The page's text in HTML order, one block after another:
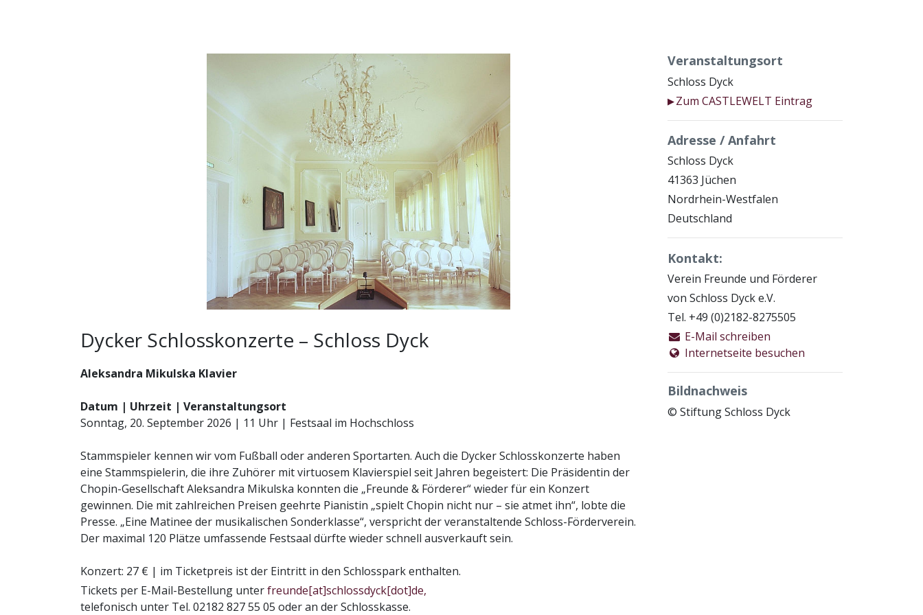
Dycker Schlosskonzerte – Schloss Dyck
Aleksandra Mikulska Klavier
Datum | Uhrzeit | Veranstaltungsort
Sonntag, 20. September 2026 | 11 Uhr | Festsaal im Hochschloss
Stammspieler kennen wir vom Fußball oder anderen Sportarten. Auch die Dycker Schlosskonzerte haben
eine Stammspielerin, die ihre Zuhörer mit virtuosem Klavierspiel seit Jahren begeistert: Die Präsidentin der
Chopin-Gesellschaft Aleksandra Mikulska konnten die „Freunde & Förderer“ wieder für ein Konzert
gewinnen. Die mit zahlreichen Preisen geehrte Pianistin „spielt Chopin nicht nur – sie atmet ihn“, lobte die
Presse. „Eine Matinee der musikalischen Sonderklasse“, verspricht der veranstaltende Schloss-Förderverein.
Der maximal 120 Plätze umfassende Festsaal dürfte wieder schnell ausverkauft sein.
Konzert: 27 € | im Ticketpreis ist der Eintritt in den Schlosspark enthalten.
Tickets per E-Mail-Bestellung unterfreunde[at]schlossdyck[dot]de,
telefonisch unter Tel. 02182 827 55 05 oder an der Schlosskasse.
Veranstaltungsort
Schloss Dyck
▶ Zum CASTLEWELT Eintrag
Adresse / Anfahrt
Schloss Dyck
41363 Jüchen
Nordrhein-Westfalen
Deutschland
Kontakt:
Verein Freunde und Förderer
von Schloss Dyck e.V.
Tel. +49 (0)2182-8275505
E-Mail schreiben
Internetseite besuchen
Bildnachweis
© Stiftung Schloss Dyck